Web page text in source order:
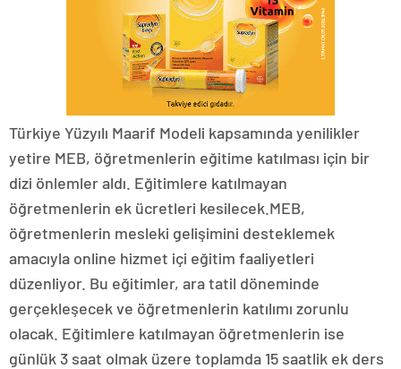
Türkiye Yüzyılı Maarif Modeli kapsamında yenilikler
yetire MEB, öğretmenlerin eğitime katılması için bir
dizi önlemler aldı. Eğitimlere katılmayan
öğretmenlerin ek ücretleri kesilecek.MEB,
öğretmenlerin mesleki gelişimini desteklemek
amacıyla online hizmet içi eğitim faaliyetleri
düzenliyor. Bu eğitimler, ara tatil döneminde
gerçekleşecek ve öğretmenlerin katılımı zorunlu
olacak. Eğitimlere katılmayan öğretmenlerin ise
günlük 3 saat olmak üzere toplamda 15 saatlik ek ders